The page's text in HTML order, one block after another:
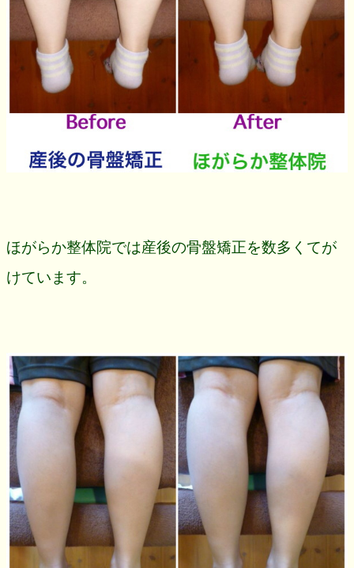
ほがらか整体院では産後の骨盤矯正を数多くてが
けています。